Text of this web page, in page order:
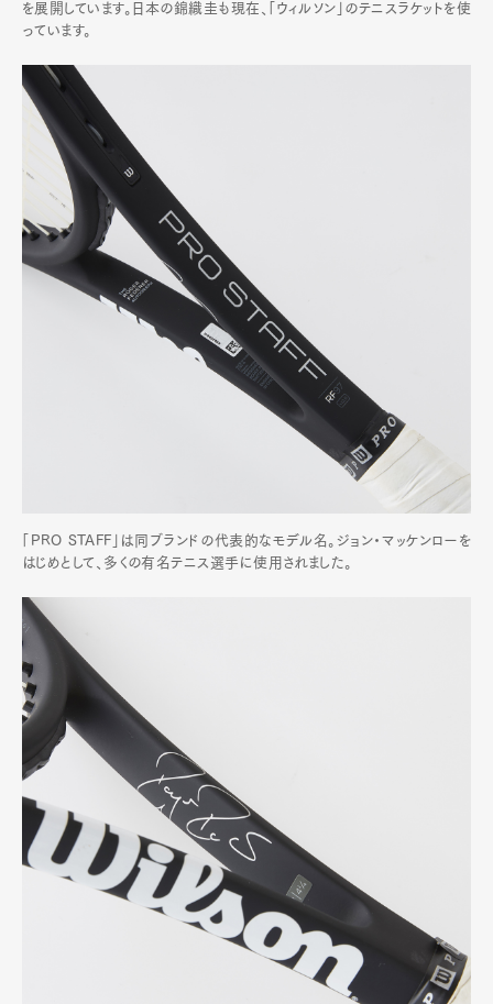
を展開しています。日本の錦織圭も現在、「ウィルソン」のテニスラケットを使
っています。
「PRO STAFF」は同ブランドの代表的なモデル名。ジョン・マッケンローを
はじめとして、多くの有名テニス選手に使用されました。